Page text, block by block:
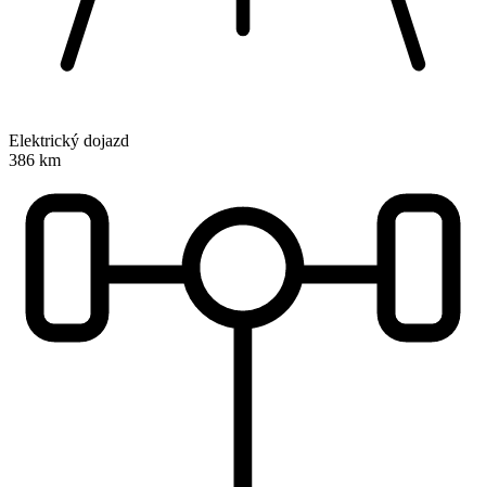
Elektrický dojazd
386 km